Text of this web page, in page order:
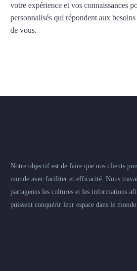
votre expérience et vos connaissances
personnalisés qui répondent aux
de vous.
Notre objectif est de faire que nos clients
monde avec faciliter et efficacité. Nous
partageons les cultures et les informations
puissent conquérir leur espace dans le